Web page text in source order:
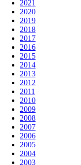
2021
2020
2019
2018
2017
2016
2015
2014
2013
2012
2011
2010
2009
2008
2007
2006
2005
2004
2003